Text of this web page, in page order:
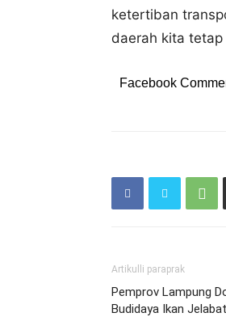
ketertiban
daerah kita tetap
Facebook
Artikulli paraprak
Pemprov Lampung
Budidaya Ikan